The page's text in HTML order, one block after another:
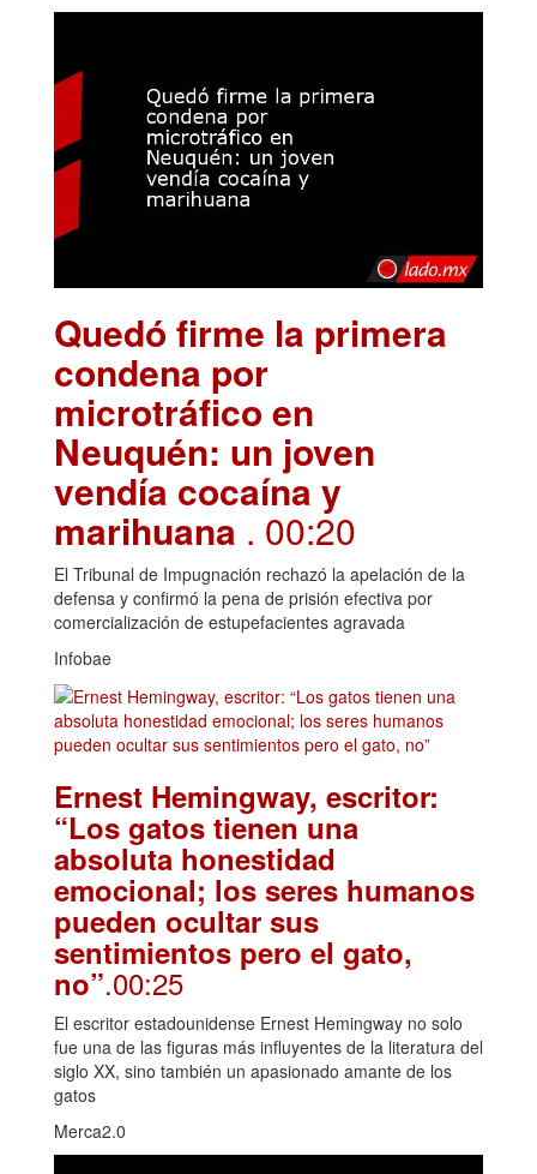
Quedó firme la primera
condena por
microtráfico en
Neuquén: un joven
vendía cocaína y
marihuana . 00:20
El Tribunal de Impugnación rechazó la apelación de la
defensa y confirmó la pena de prisión efectiva por
comercialización de estupefacientes agravada
Infobae
Ernest Hemingway, escritor:
“Los gatos tienen una
absoluta honestidad
emocional; los seres humanos
pueden ocultar sus
sentimientos pero el gato,
no”.00:25
El escritor estadounidense Ernest Hemingway no solo
fue una de las figuras más influyentes de la literatura del
siglo XX, sino también un apasionado amante de los
gatos
Merca2.0